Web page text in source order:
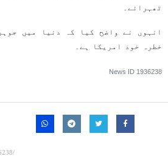
ٹھہرائے۔
انہوں نے واضح کیا کہ دنیا میں
خطرہ خود امریکا ہے۔
News ID 1936238